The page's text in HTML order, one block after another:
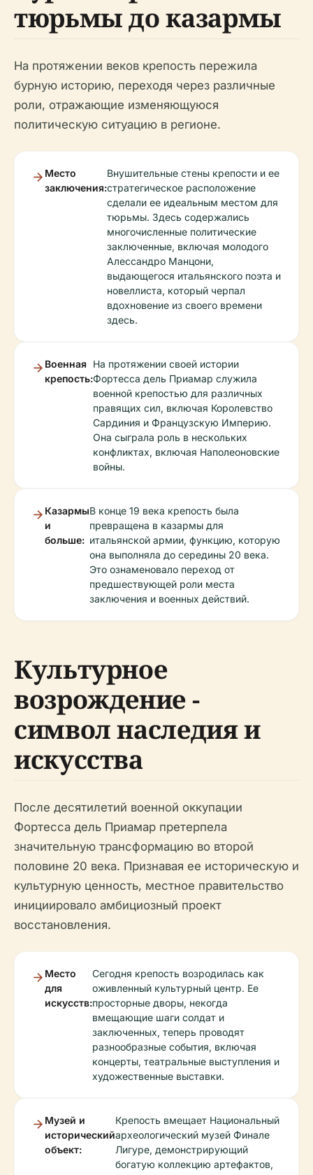
тюрьмы до казармы
На протяжении веков крепость пережила
бурную историю, переходя через различные
роли, отражающие изменяющуюся
политическую ситуацию в регионе.
Место
заключения:
Внушительные стены крепости и ее
стратегическое расположение
сделали ее идеальным местом для
тюрьмы. Здесь содержались
многочисленные политические
заключенные, включая молодого
Алессандро Манцони,
выдающегося итальянского поэта и
новеллиста, который черпал
вдохновение из своего времени
здесь.
Военная
крепость:
На протяжении своей истории
Фортесса дель Приамар служила
военной крепостью для различных
правящих сил, включая Королевство
Сардиния и Французскую Империю.
Она сыграла роль в нескольких
конфликтах, включая Наполеоновские
войны.
Казармы
и
больше:
В конце 19 века крепость была
превращена в казармы для
итальянской армии, функцию, которую
она выполняла до середины 20 века.
Это ознаменовало переход от
предшествующей роли места
заключения и военных действий.
Культурное
возрождение -
символ наследия и
искусства
После десятилетий военной оккупации
Фортесса дель Приамар претерпела
значительную трансформацию во второй
половине 20 века. Признавая ее историческую и
культурную ценность, местное правительство
инициировало амбициозный проект
восстановления.
Место
для
искусств:
Сегодня крепость возродилась как
оживленный культурный центр. Ее
просторные дворы, некогда
вмещающие шаги солдат и
заключенных, теперь проводят
разнообразные события, включая
концерты, театральные выступления и
художественные выставки.
Музей и
исторический
объект:
Крепость вмещает Национальный
археологический музей Финале
Лигуре, демонстрирующий
богатую коллекцию артефактов,